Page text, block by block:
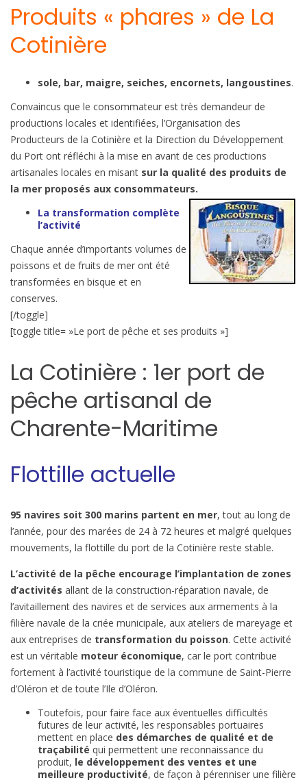
Produits « phares » de La
Cotinière
sole, bar, maigre, seiches, encornets, langoustines.
Convaincus que le consommateur est très demandeur de
productions locales et identifiées, l’Organisation des
Producteurs de la Cotinière et la Direction du Développement
du Port ont réfléchi à la mise en avant de ces productions
artisanales locales en misant sur la qualité des produits de
la mer proposés aux consommateurs.
La transformation complète
l’activité
Chaque année d’importants volumes de
poissons et de fruits de mer ont été
transformées en bisque et en
conserves.
[/toggle]
[toggle title= »Le port de pêche et ses produits »]
La Cotinière : 1er port de
pêche artisanal de
Charente-Maritime
Flottille actuelle
95 navires soit 300 marins partent en mer, tout au long de
l’année, pour des marées de 24 à 72 heures et malgré quelques
mouvements, la flottille du port de la Cotinière reste stable.
L’activité de la pêche encourage l’implantation de zones
d’activités allant de la construction-réparation navale, de
l’avitaillement des navires et de services aux armements à la
filière navale de la criée municipale, aux ateliers de mareyage et
aux entreprises de transformation du poisson. Cette activité
est un véritable moteur économique, car le port contribue
fortement à l’activité touristique de la commune de Saint-Pierre
d’Oléron et de toute l’Ile d’Oléron.
Toutefois, pour faire face aux éventuelles difficultés
futures de leur activité, les responsables portuaires
mettent en place des démarches de qualité et de
traçabilité qui permettent une reconnaissance du
produit, le développement des ventes et une
meilleure productivité, de façon à pérenniser une filière